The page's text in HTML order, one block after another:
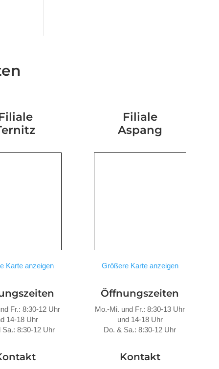
Karte anzeigen
Fr.: 8:30-12 Uhr
14-18 Uhr
Sa.: 8:30-12 Uhr
Filiale
Aspang
Größere Karte anzeigen
Öffnungszeiten
Mo.-Mi. und Fr.: 8:30-13 Uhr
und 14-18 Uhr
Do. & Sa.: 8:30-12 Uhr
Kontakt